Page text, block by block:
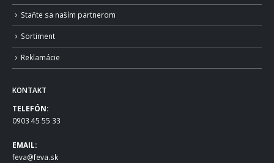
Staňte sa naším partnerom
Sortiment
Reklamácie
KONTAKT
TELEFÓN:
0903 45 55 33
EMAIL:
feva@feva.sk